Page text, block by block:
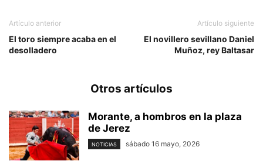
Artículo anterior
El toro siempre acaba en el
desolladero
Artículo siguiente
El novillero sevillano Daniel
Muñoz, rey Baltasar
Otros artículos
Morante, a hombros en la plaza
de Jerez
NOTICIAS sábado 16 mayo, 2026